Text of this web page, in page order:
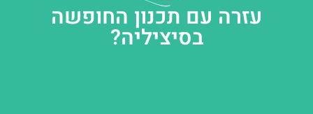
עזרה עם תכנון החופשה
בסיציליה?